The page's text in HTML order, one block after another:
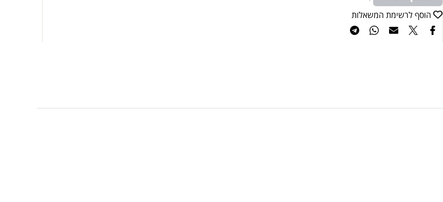
הוסף לרשימת המשאלות